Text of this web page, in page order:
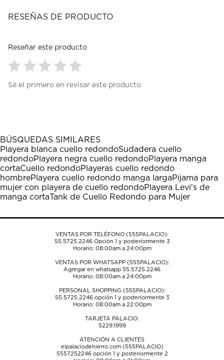
RESEÑAS DE PRODUCTO
Reseñar este producto
para
1
estrella
Esta
acción
abrirá
el
formulario
de
para
estrellas.
Esta
acción
abrirá
el
formulario
de
para
estrellas.
Esta
acción
abrirá
el
formulario
de
para
estrellas.
Esta
acción
abrirá
el
formulario
de
para
estrellas.
Esta
acción
abrirá
el
formulario
de
Sé el primero en revisar este producto
BÚSQUEDAS SIMILARES
Playera blanca cuello redondoSudadera cuello
redondoPlayera negra cuello redondoPlayera manga
cortaCuello redondoPlayeras cuello redondo
hombrePlayera cuello redondo manga largaPijama para
mujer con playera de cuello redondoPlayera Levi's de
manga cortaTank de Cuello Redondo para Mujer
VENTAS POR TELÉFONO (555PALACIO):
55.5725.2246Opción 1 y posteriormente 3
Horario: 08:00am a 24:00pm
VENTAS POR WHATSAPP (555PALACIO):
Agregar en whatsapp 55.5725.2246
Horario: 08:00am a 24:00pm
PERSONAL SHOPPING (555PALACIO):
55.5725.2246opción 1 y posteriormente 3
Horario: 08:00am a 22:00pm
TARJETA PALACIO:
5229.1999
ATENCIÓN A CLIENTES
elpalaciodehierro.com (555PALACIO)
5557252246opción 1 y posteriormente 2